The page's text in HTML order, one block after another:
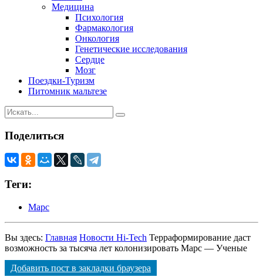
Медицина
Психология
Фармакология
Онкология
Генетические исследования
Сердце
Мозг
Поездки-Туризм
Питомник мальтезе
Поделиться
Теги:
Марс
Вы здесь: Главная Новости Hi-Tech Терраформирование даст
возможность за тысяча лет колонизировать Марс — Ученые
Добавить пост в закладки браузера